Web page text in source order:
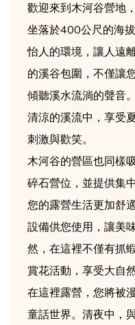
歡迎來到木河谷營地
坐落於400公尺的海
怡人的環境，讓人遠
的溪谷包圍，不僅讓
傾聽溪水流淌的聲音
清涼的溪流中，享受
刺激與歡笑。
木河谷的營區也同樣
碎石營位，並提供集
您的露營生活更加舒
設備供您使用，讓美
然，在這裡不僅有抓
賞花活動，享受大自
在這裡露營，您將被
童話世界。清夜中，